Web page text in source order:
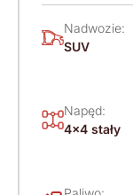
Nadwozie:
SUV
Napęd:
4x4 stały